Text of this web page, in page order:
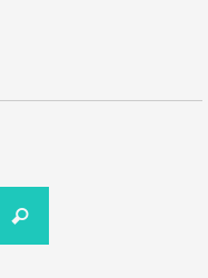
Keress!